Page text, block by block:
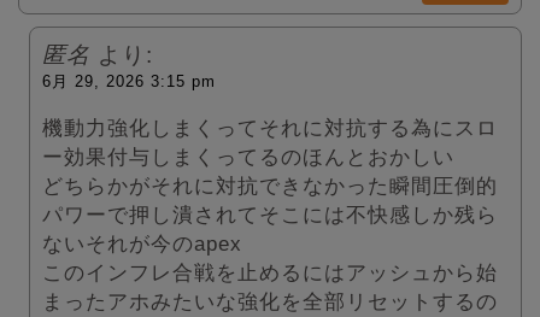
匿名 より:
6月 29, 2026 3:15 pm
機動力強化しまくってそれに対抗する為にスロ
ー効果付与しまくってるのほんとおかしい
どちらかがそれに対抗できなかった瞬間圧倒的
パワーで押し潰されてそこには不快感しか残ら
ないそれが今のapex
このインフレ合戦を止めるにはアッシュから始
まったアホみたいな強化を全部リセットするの